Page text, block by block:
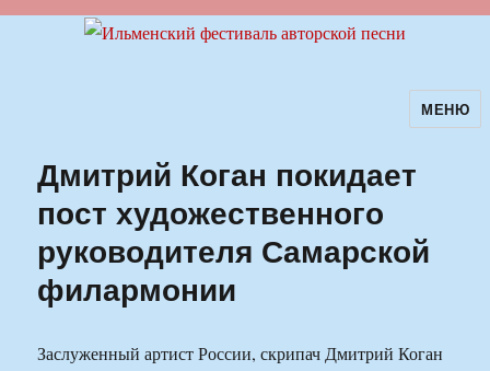
Ильменский фестиваль авторскойМЕНЮ
Дмитрий Коган покидает
пост художественного
руководителя Самарской
филармонии
Заслуженный артист России, скрипач Дмитрий Коган